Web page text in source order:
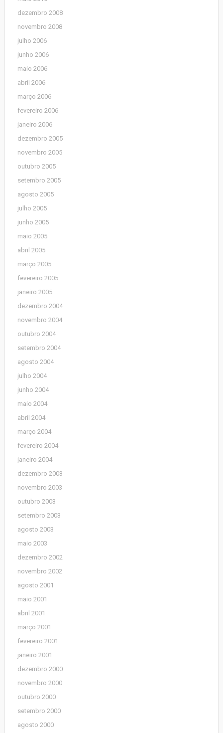
dezembro 2008
novembro 2008
julho 2006
junho 2006
maio 2006
abril 2006
março 2006
fevereiro 2006
janeiro 2006
dezembro 2005
novembro 2005
outubro 2005
setembro 2005
agosto 2005
julho 2005
junho 2005
maio 2005
abril 2005
março 2005
fevereiro 2005
janeiro 2005
dezembro 2004
novembro 2004
outubro 2004
setembro 2004
agosto 2004
julho 2004
junho 2004
maio 2004
abril 2004
março 2004
fevereiro 2004
janeiro 2004
dezembro 2003
novembro 2003
outubro 2003
setembro 2003
agosto 2003
maio 2003
dezembro 2002
novembro 2002
agosto 2001
maio 2001
abril 2001
março 2001
fevereiro 2001
janeiro 2001
dezembro 2000
novembro 2000
outubro 2000
setembro 2000
agosto 2000